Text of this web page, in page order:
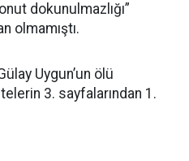
dokunulmazlığı”
olmamıştı.
Uygun’un ölü
3. sayfalarından 1.